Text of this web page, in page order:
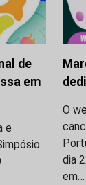
de
em
e
O
dia
em…